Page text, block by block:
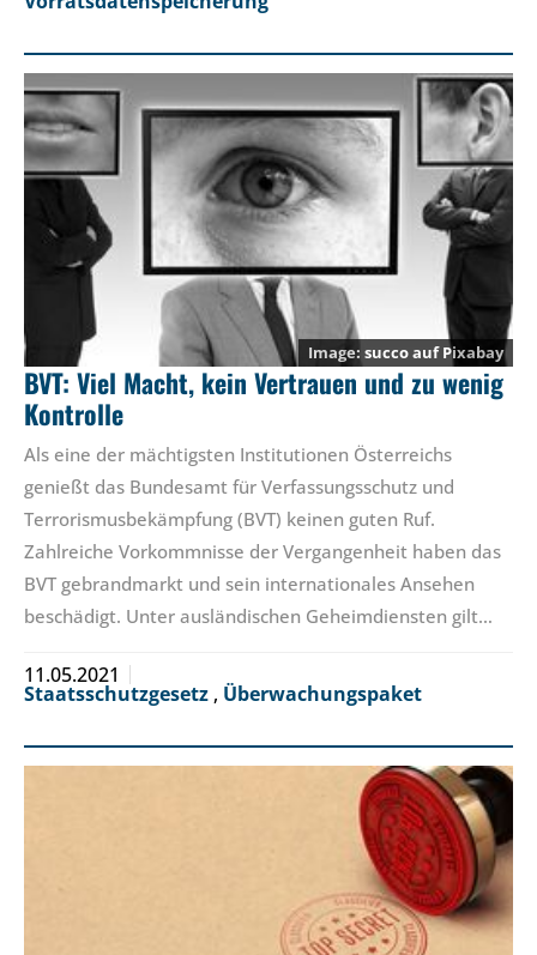
succoaufPixabay
BVT: Viel Macht, kein Vertrauen und zu wenig
Kontrolle
Als eine der mächtigsten Institutionen Österreichs
genießt das Bundesamt für Verfassungsschutz und
Terrorismusbekämpfung (BVT) keinen guten Ruf.
Zahlreiche Vorkommnisse der Vergangenheit haben das
BVT gebrandmarkt und sein internationales Ansehen
beschädigt. Unter ausländischen Geheimdiensten gilt…
11.05.2021
Staatsschutzgesetz , Überwachungspaket